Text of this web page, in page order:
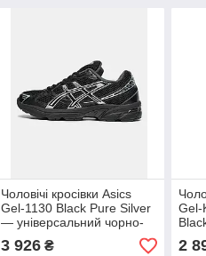
Чоловічі кросівки Asics
Gel-1130 Black Pure Silver
— універсальний чорно-
сріблястий дизайн
3 926₴
Gel-
2